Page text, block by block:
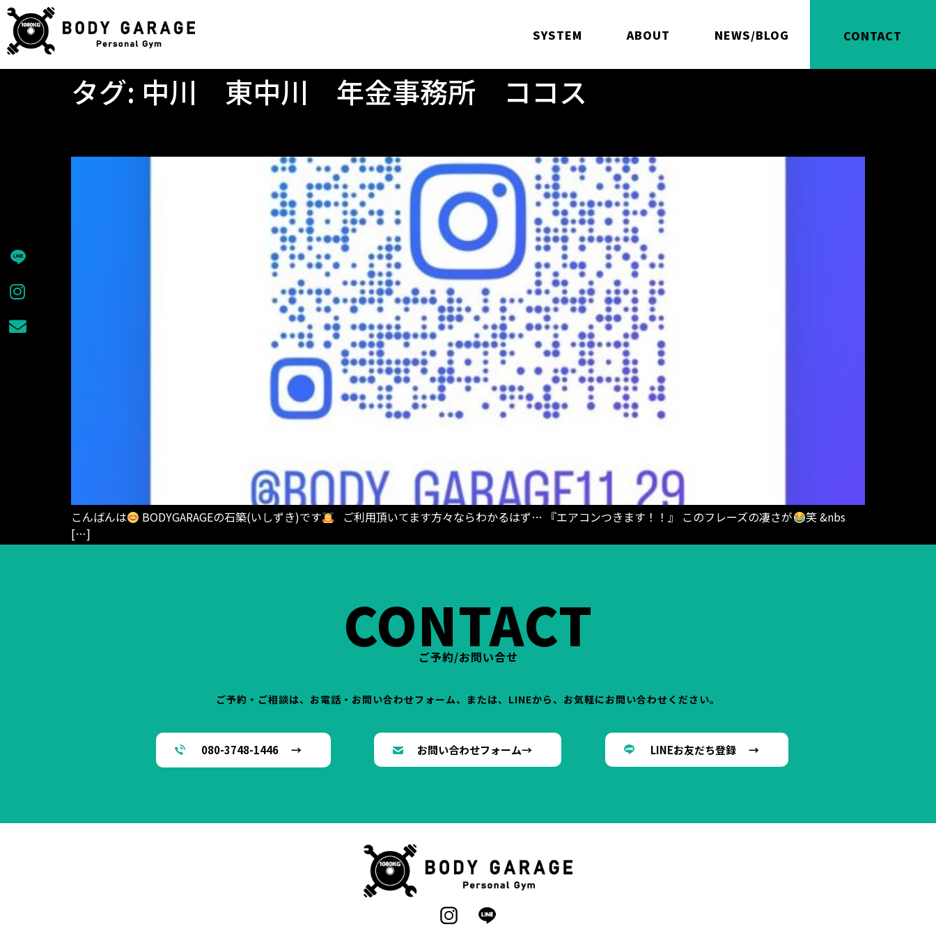
SYSTEM ABOUT NEWS/BLOG CONTACT
タグ: 中川 東中川 年金事務所 ココス
こんばんは BODYGARAGEの石築(いしずき)です ご利用頂いてます方々ならわかるはず… 『エアコンつきます！！』 このフレーズの凄さが
笑 &nbs
[…]
CONTACT
ご予約/お問い合せ
ご予約・ご相談は、お電話・お問い合わせフォーム、または、LINEから、お気軽にお問い合わせください。
080-3748-1446 → お問い合わせフォーム→ LINEお友だち登録 →